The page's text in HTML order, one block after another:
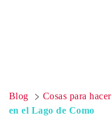
Blog Cosas para hacer
en el Lago de Como